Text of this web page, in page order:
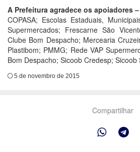
A Prefeitura agradece os apoiadores –
COPASA; Escolas Estaduais,
Supermercados; Frescarne São
Clube Bom Despacho; Mercearia
Plastibom; PMMG; Rede VAP
Bom Despacho; Sicoob Credesp; Sicoob
5 de novembro de 2015
Compartilhar